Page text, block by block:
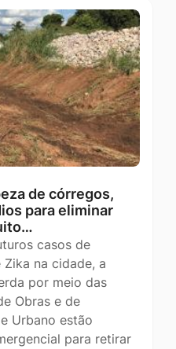
de córregos,
para eliminar
casos de
Zika na cidade, a
por meio das
Obras e de
Urbano estão
para retirar